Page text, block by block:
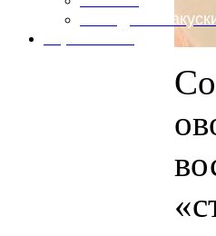
Холодные